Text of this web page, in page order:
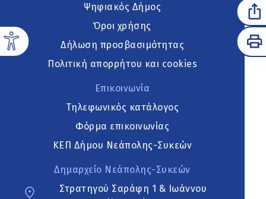
Ψηφιακός Δήμος
Όροι χρήσης
Δήλωση προσβασιμότητας
Πολιτική απορρήτου και cookies
Επικοινωνία
Τηλεφωνικός κατάλογος
Φόρμα επικοινωνίας
ΚΕΠ Δήμου Νεάπολης-Συκεών
Δημαρχείο Νεάπολης-Συκεών
Στρατηγού Σαράφη 1 & Ιωάννου